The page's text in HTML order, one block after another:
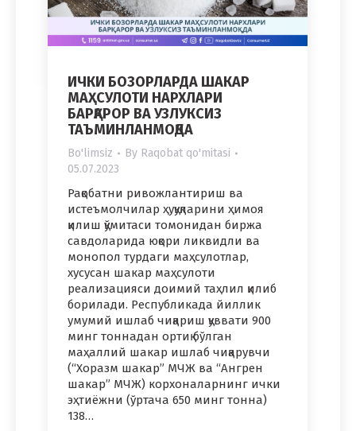
ИЧКИ БОЗОРЛАРДА ШАКАР
МАҲСУЛОТИ НАРХЛАРИ
БАРҚАРОР ВА УЗЛУКСИЗ
ТАЪМИНЛАНМОҚДА
Bo'limsiz By Raqobat qo'mitasi
05.07.2023
Рақобатни ривожлантириш ва
истеъмолчилар ҳуқуқларини ҳимоя
қилиш қўмитаси томонидан биржа
савдоларида юқори ликвидли ва
монопол турдаги маҳсулотлар,
хусусан шакар маҳсулоти
реализацияси доимий таҳлил қилиб
борилади. Республикада йиллик
умумий ишлаб чиқариш қуввати 900
минг тоннадан ортиқ бўлган
маҳаллий шакар ишлаб чиқарувчи
(“Хоразм шакар” МЧЖ ва “Ангрен
шакар” МЧЖ) корхоналарнинг ички
эҳтиёжни (ўртача 650 минг тонна)
138…